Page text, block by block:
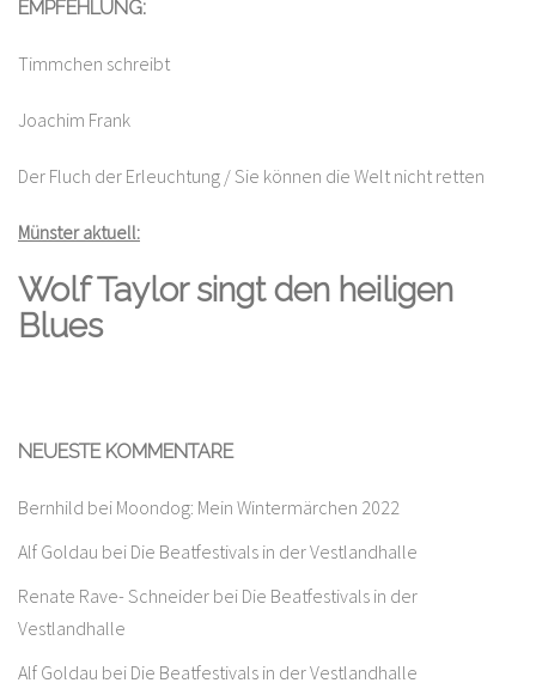
EMPFEHLUNG:
Timmchen schreibt
Joachim Frank
Der Fluch der Erleuchtung / Sie können die Welt nicht retten
Münster aktuell:
Wolf Taylor singt den heiligen
Blues
NEUESTE KOMMENTARE
Bernhild bei Moondog: Mein Wintermärchen 2022
Alf Goldau bei Die Beatfestivals in der Vestlandhalle
Renate Rave- Schneider bei Die Beatfestivals in der
Vestlandhalle
Alf Goldau bei Die Beatfestivals in der Vestlandhalle